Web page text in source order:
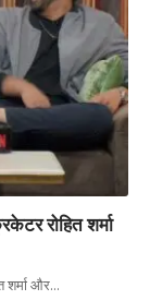
रोहित शर्मा
शर्मा और…